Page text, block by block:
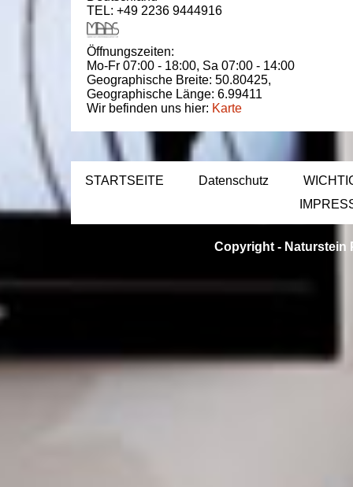
TEL: +49 2236 9444916
Öffnungszeiten:
Mo-Fr 07:00 - 18:00, Sa 07:00 - 14:00
Geographische Breite: 50.80425,
Geographische Länge: 6.99411
Wir befinden uns hier: Karte
STARTSEITE Datenschutz
Copyright - Naturstein